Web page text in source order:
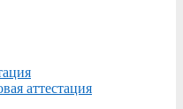
аттестация